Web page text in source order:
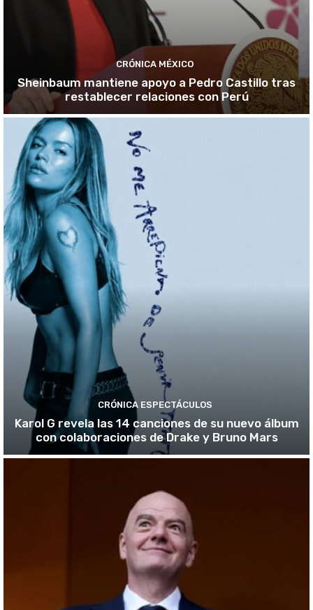
CRÓNICA MÉXICO
Sheinbaum mantiene apoyo a Pedro Castillo tras
restablecer relaciones con Perú
CRÓNICA ESPECTÁCULOS
Karol G revela las 14 canciones de su nuevo álbum
con colaboraciones de Drake y Bruno Mars